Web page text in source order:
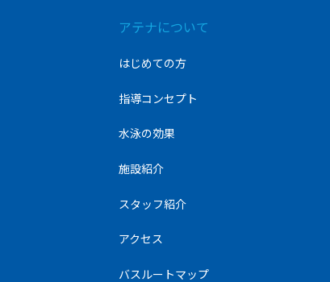
アテナについて
はじめての方
指導コンセプト
水泳の効果
施設紹介
スタッフ紹介
アクセス
バスルートマップ